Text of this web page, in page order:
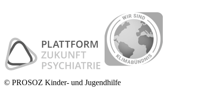
© PROSOZ Kinder- und Jugendhilfe